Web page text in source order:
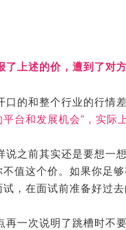
了上述的价，遭到了对
口的和整个行业的行情
台和发展机会”，实际
说之前其实还是要想一
值这个价。如果你足
试，在面试前准备好过
再一次说明了跳槽时不